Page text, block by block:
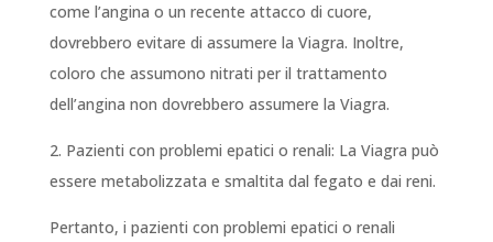
come l’angina o un recente attacco di cuore,
dovrebbero evitare di assumere la Viagra. Inoltre,
coloro che assumono nitrati per il trattamento
dell’angina non dovrebbero assumere la Viagra.
2. Pazienti con problemi epatici o renali: La Viagra può
essere metabolizzata e smaltita dal fegato e dai reni.
Pertanto, i pazienti con problemi epatici o renali